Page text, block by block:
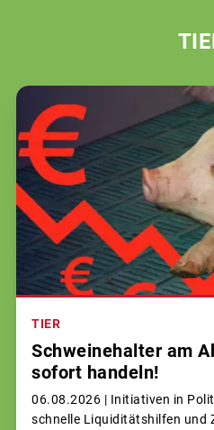
TIER
Schweinehalter am
sofort handeln!
06.08.2026 | Initiativen in
schnelle Liquiditätshilfen und